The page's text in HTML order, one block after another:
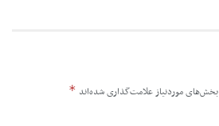
بخش‌های موردنیاز علامت‌گذاری شده‌اند *